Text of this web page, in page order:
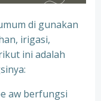
di gunakan
irigasi,
ini adalah
aw berfungsi